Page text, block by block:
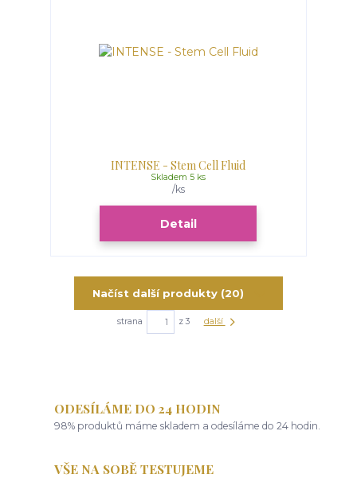
INTENSE - Stem Cell Fluid
/ks
Skladem 5 ks
Detail
Načíst další produkty (20)
strana z 3 další
ODESÍLÁME DO 24 HODIN
98% produktů máme skladem a odesíláme do 24 hodin.
VŠE NA SOBĚ TESTUJEME